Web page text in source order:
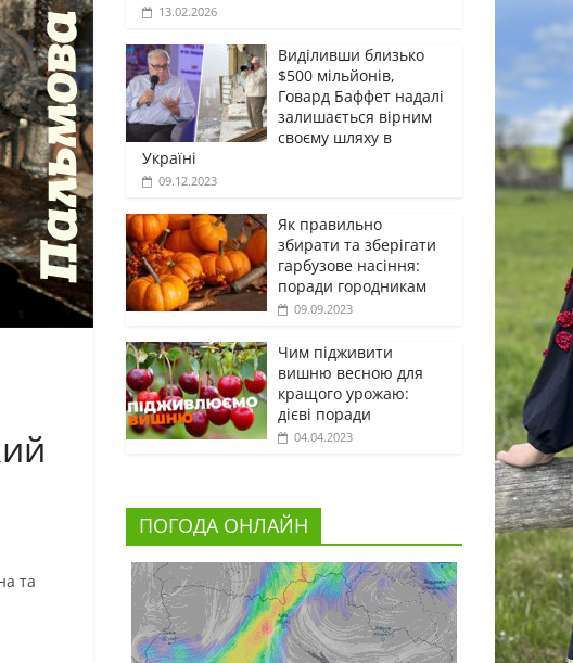
та
13.02.2026
Виділивши близько
$500 мільйонів,
Говард Баффет надалі
залишається вірним
своєму шляху в
Україні
09.12.2023
Як правильно
збирати та зберігати
гарбузове насіння:
поради городникам
09.09.2023
Чим підживити
вишню весною для
кращого урожаю:
дієві поради
04.04.2023
ПОГОДА ОНЛАЙН